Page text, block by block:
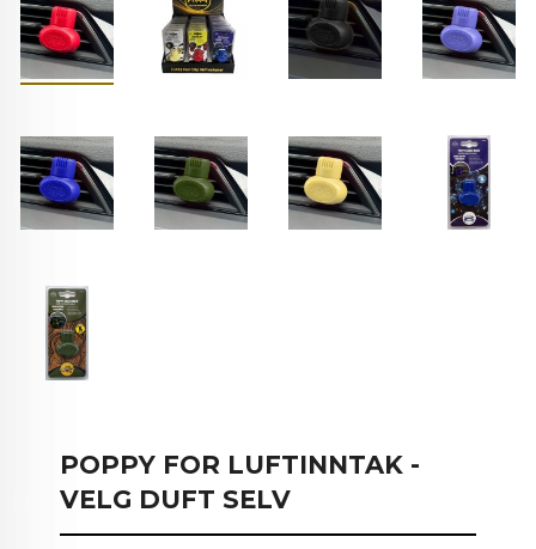
POPPY FOR LUFTINNTAK -
VELG DUFT SELV